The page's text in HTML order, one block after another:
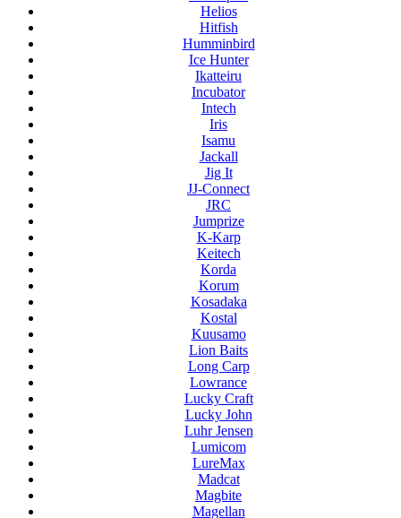
Helios
Hitfish
Humminbird
Ice Hunter
Ikatteiru
Incubator
Intech
Iris
Isamu
Jackall
Jig It
JJ-Connect
JRC
Jumprize
K-Karp
Keitech
Korda
Korum
Kosadaka
Kostal
Kuusamo
Lion Baits
Long Carp
Lowrance
Lucky Craft
Lucky John
Luhr Jensen
Lumicom
LureMax
Madcat
Magbite
Magellan